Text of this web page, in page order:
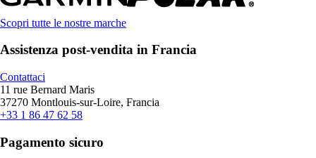
Scopri tutte le nostre marche
Assistenza post-vendita in Francia
Contattaci
11 rue Bernard Maris
37270 Montlouis-sur-Loire, Francia
+33 1 86 47 62 58
Pagamento sicuro